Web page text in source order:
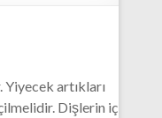
Yiyecek artıkları
Dişlerin iç